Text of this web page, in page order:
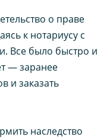
о праве
к нотариусу с
Все было быстро и
— заранее
и заказать
наследство